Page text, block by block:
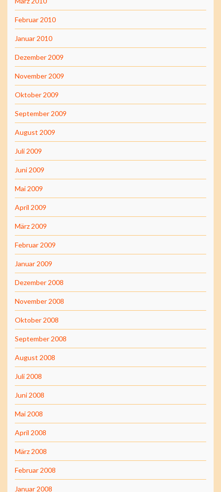
Februar 2010
Januar 2010
Dezember 2009
November 2009
Oktober 2009
September 2009
August 2009
Juli 2009
Juni 2009
Mai 2009
April 2009
März 2009
Februar 2009
Januar 2009
Dezember 2008
November 2008
Oktober 2008
September 2008
August 2008
Juli 2008
Juni 2008
Mai 2008
April 2008
März 2008
Februar 2008
Januar 2008